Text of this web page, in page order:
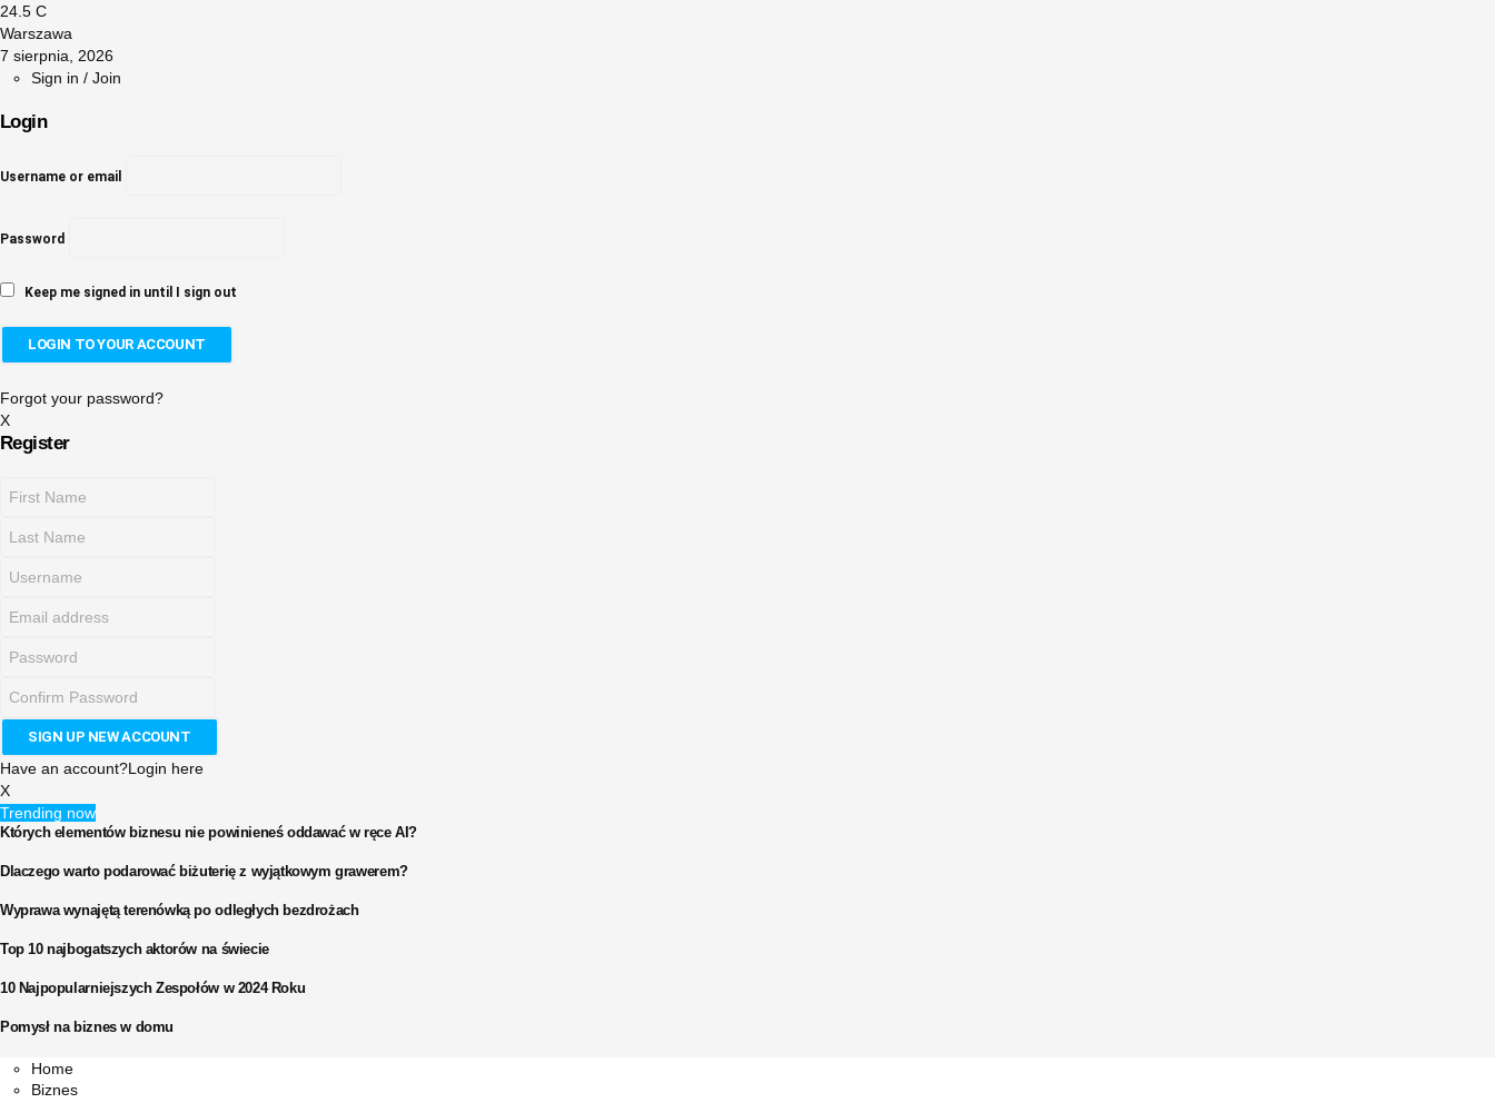
24.5 C
Warszawa
7 sierpnia, 2026
Sign in / Join
Login
Username or email
Password
Keep me signed in until I sign out
Forgot your password?
X
Register
Have an account?Login here
X
Trending now
Których elementów biznesu nie powinieneś oddawać w ręce AI?
Dlaczego warto podarować biżuterię z wyjątkowym grawerem?
Wyprawa wynajętą terenówką po odległych bezdrożach
Top 10 najbogatszych aktorów na świecie
10 Najpopularniejszych Zespołów w 2024 Roku
Pomysł na biznes w domu
Facebook
Twitter
Instagram
Pinterest
Youtube
Snapchat
Home
Biznes